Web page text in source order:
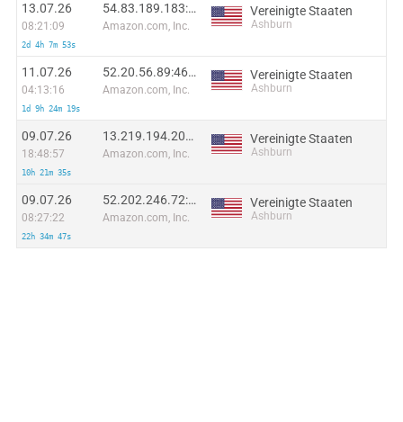
13.07.26
08:21:09
2d 4h 7m 53s
54.83.189.183:43814
Amazon.com, Inc.
Vereinigte Staaten
Ashburn
11.07.26
04:13:16
1d 9h 24m 19s
52.20.56.89:46925
Amazon.com, Inc.
Vereinigte Staaten
Ashburn
09.07.26
18:48:57
10h 21m 35s
13.219.194.203:45751
Amazon.com, Inc.
Vereinigte Staaten
Ashburn
09.07.26
08:27:22
22h 34m 47s
52.202.246.72:8476
Amazon.com, Inc.
Vereinigte Staaten
Ashburn